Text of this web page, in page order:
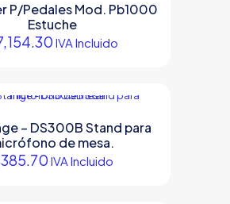
P/Pedales Mod. Pb1000
Estuche
IVA Incluido
– DS300B Stand para
de mesa.
385.70 IVA Incluido